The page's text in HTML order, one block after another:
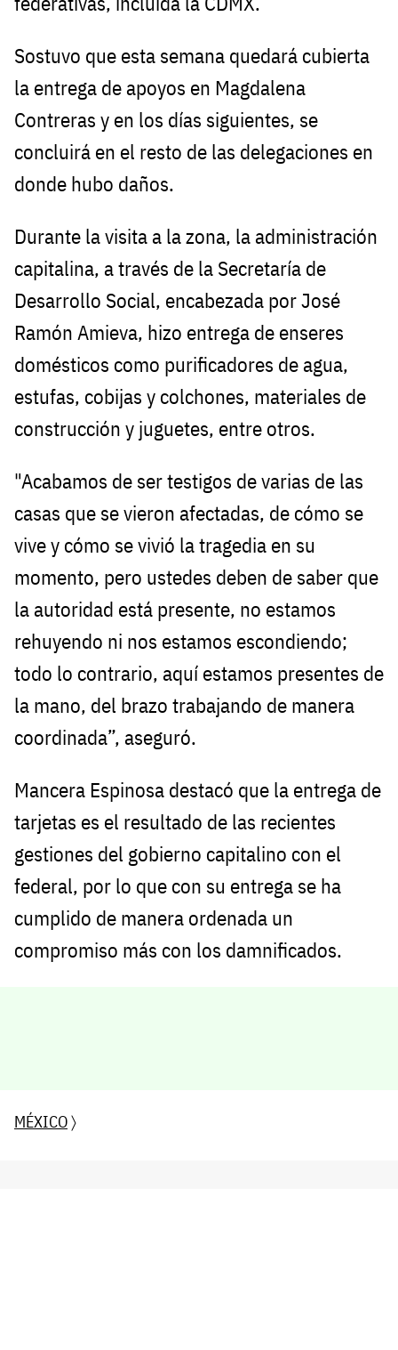
Sostuvo que esta semana quedará cubierta
la entrega de apoyos en Magdalena
Contreras y en los días siguientes, se
concluirá en el resto de las delegaciones en
donde hubo daños.
Durante la visita a la zona, la administración
capitalina, a través de la Secretaría de
Desarrollo Social, encabezada por José
Ramón Amieva, hizo entrega de enseres
domésticos como purificadores de agua,
estufas, cobijas y colchones, materiales de
construcción y juguetes, entre otros.
"Acabamos de ser testigos de varias de las
casas que se vieron afectadas, de cómo se
vive y cómo se vivió la tragedia en su
momento, pero ustedes deben de saber que
la autoridad está presente, no estamos
rehuyendo ni nos estamos escondiendo;
todo lo contrario, aquí estamos presentes de
la mano, del brazo trabajando de manera
coordinada”, aseguró.
Mancera Espinosa destacó que la entrega de
tarjetas es el resultado de las recientes
gestiones del gobierno capitalino con el
federal, por lo que con su entrega se ha
cumplido de manera ordenada un
compromiso más con los damnificados.
MÉXICO〉